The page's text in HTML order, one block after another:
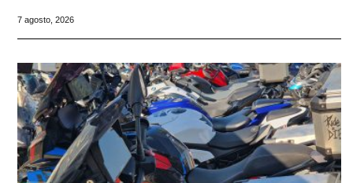
7 agosto, 2026